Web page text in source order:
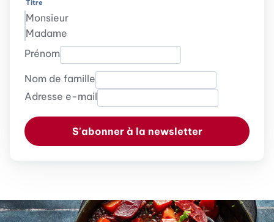
Titre
Monsieur
Madame
Prénom
Nom de famille
Adresse e-mail
S'abonner à la newsletter